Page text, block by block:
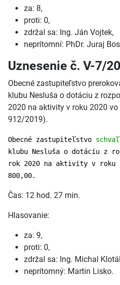
za: 8,
proti: 0,
zdržal sa: Ing. Ján Vojtek,
neprítomní: PhDr. Juraj
Uznesenie č. V-7/
Obecné zastupiteľstvo
klubu Nesluša o dotáciu z
2020 na aktivity v roku 2020 vo
912/2019).
Obecné zastupiteľstvo
klubu Nesluša o dotáciu z
rok 2020 na aktivity v roku
800,00.
Čas: 12 hod. 27 min.
Hlasovanie:
za: 9,
proti: 0,
zdržal sa: Ing. Michal
neprítomný: Martin Lisko.